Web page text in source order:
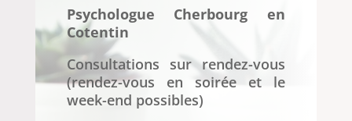
Psychologue Cherbourg en
Cotentin
Consultations sur rendez-vous
(rendez-vous en soirée et le
week-end possibles)